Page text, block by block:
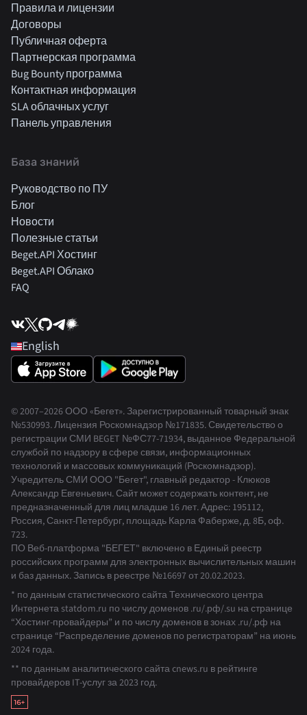
Правила и лицензии
Договоры
Публичная оферта
Партнерская программа
Bug Bounty программа
Контактная информация
SLA облачных услуг
Панель управления
База знаний
Руководство по ПУ
Блог
Новости
Полезные статьи
Beget.API Хостинг
Beget.API Облако
FAQ
English
© 2007–2026 ООО «Бегет». Зарегистрированный товарный знак
№530993.Лицензия Роскомнадзор №171835. Свидетельство о
регистрации СМИ BEGET №ФС77-71934, выданное Федеральной
службой по надзору в сфере связи, информационных
технологий и массовых коммуникаций (Роскомнадзор).
Учредитель СМИ ООО "Бегет", главный редактор - Клюков
Александр Евгеньевич. Сайт может содержать контент, не
предназначенный для лиц младше 16 лет. Адрес: 195112,
Россия, Санкт-Петербург, площадь Карла Фаберже, д. 8Б, оф.
723.
ПО Веб-платформа "БЕГЕТ" включено в Единый реестр
российских программ для электронных вычислительных машин
и баз данных. Запись в реестре №16697 от 20.02.2023.
* по данным статистического сайта Технического центра
Интернета statdom.ru по числу доменов .ru/.рф/.su на странице
“Хостинг-провайдеры” и по числу доменов в зонах .ru/.рф на
странице “Распределение доменов по регистраторам” на июнь
2024 года.
** по данным аналитического сайта cnews.ru в рейтинге
провайдеров IT-услуг за 2023 год.